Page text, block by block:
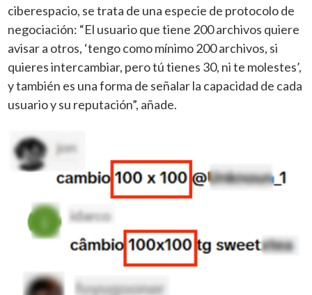
ciberespacio, se trata de una especie de protocolo de
negociación: “El usuario que tiene 200 archivos quiere
avisar a otros, ‘tengo como mínimo 200 archivos, si
quieres intercambiar, pero tú tienes 30, ni te molestes’,
y también es una forma de señalar la capacidad de cada
usuario y su reputación”, añade.